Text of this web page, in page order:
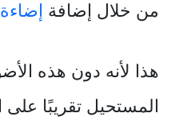
من خلال إضافة
هذا لأنه دون هذه
المستحيل تقريبًا على